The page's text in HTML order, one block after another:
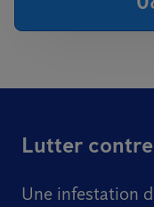
Lutter
Une infestation